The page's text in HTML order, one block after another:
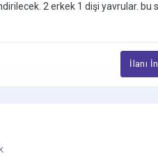
2 erkek 1 dişi yavrular. bu
İlanı